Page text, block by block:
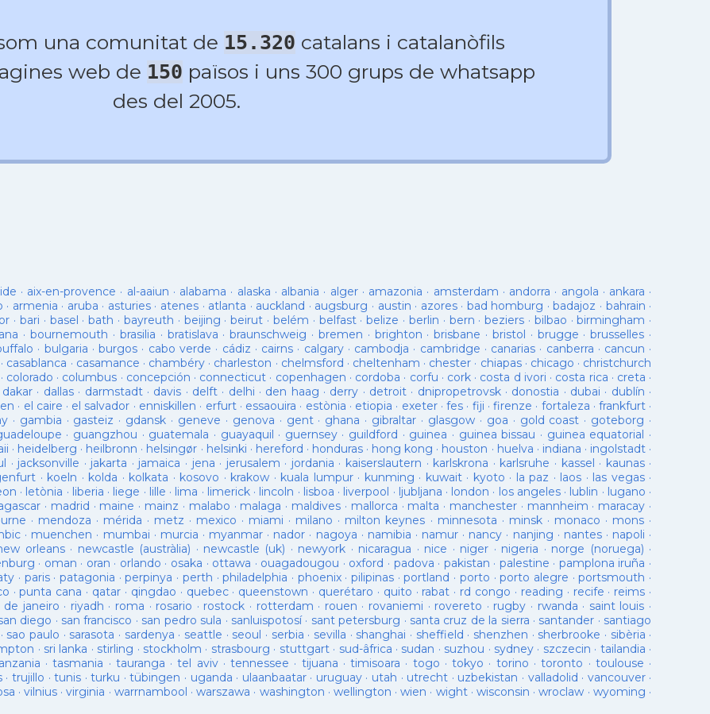
una comunitat de 15.320 catalans i catalanòfils
web de 150 països i uns 300 grups de whatsapp
des del 2005.
· aix-en-provence · al-aaiun · alabama · alaska · albania · alger· amazonia · amsterdam · andorra · angola · ankara ·
· armenia · aruba · asturies· atenes · atlanta · auckland · augsburg · austin · azores· bad homburg ·badajoz · bahrain ·
· bari · basel ·bath · bayreuth · beijing ·beirut · belém · belfast·belize · berlin · bern ·beziers · bilbao ·birmingham ·
·bournemouth · brasilia · bratislava ·braunschweig · bremen · brighton ·brisbane · bristol · brugge ·brusselles ·
· bulgaria ·burgos · cabo verde · cádiz · cairns · calgary· cambodja · cambridge · canarias · canberra · cancun ·
· casablanca · casamance · chambéry · charleston · chelmsford · cheltenham · chester · chiapas· chicago · christchurch
· colorado · columbus · concepción · connecticut · copenhagen · cordoba · corfu · cork · costa d ivori · costa rica · creta ·
dakar · dallas· darmstadt· davis · delft· delhi · den haag · derry · detroit· dnipropetrovsk· donostia · dubai · dublín ·
· el caire · el salvador · enniskillen · erfurt· essaouira · estònia · etiopia · exeter· fes · fiji · firenze · fortaleza · frankfurt ·
· gambia · gasteiz · gdansk · geneve · genova · gent· ghana · gibraltar · glasgow· goa · gold coast · goteborg ·
· guangzhou · guatemala · guayaquil · guernsey· guildford · guinea · guinea bissau · guinea equatorial ·
· heidelberg · heilbronn · helsingør · helsinki · hereford · honduras· hong kong · houston · huelva · indiana · ingolstadt·
· jacksonville · jakarta · jamaica · jena · jerusalem · jordania · kaiserslautern · karlskrona · karlsruhe · kassel · kaunas·
· koeln · kolda · kolkata · kosovo · krakow · kuala lumpur· kunming · kuwait· kyoto · la paz · laos · las vegas·
· letònia · liberia · liege · lille · lima · limerick· lincoln · lisboa · liverpool · ljubljana · london · los angeles· lublin · lugano ·
· madrid · maine · mainz · malabo · malaga · maldives · mallorca · malta · manchester · mannheim · maracay ·
· mendoza · mérida · metz · mexico · miami · milano · milton keynes · minnesota · minsk· monaco · mons ·
· muenchen · mumbai · murcia · myanmar · nador · nagoya · namibia · namur · nancy · nanjing · nantes· napoli ·
orleans· newcastle (austràlia) · newcastle (uk) · newyork · nicaragua · nice · niger · nigeria · norge (noruega) ·
· oman · oran · orlando · osaka · ottawa · ouagadougou · oxford · padova · pakistan · palestine · pamplona iruña ·
· paris· patagonia ·perpinya · perth ·philadelphia · phoenix·pilipinas ·portland · porto ·porto alegre ·portsmouth ·
·punta cana · qatar · qingdao · quebec· queenstown · querétaro · quito · rabat · rd congo · reading · recife · reims ·
de janeiro · riyadh · roma · rosario · rostock · rotterdam · rouen · rovaniemi · rovereto · rugby · rwanda · saint louis ·
diego · san francisco · san pedro sula · sanluispotosí· sant petersburg · santa cruz de la sierra · santander · santiago
sao paulo · sarasota · sardenya · seattle · seoul · serbia · sevilla · shanghai · sheffield · shenzhen · sherbrooke · sibèria ·
· sri lanka · stirling · stockholm · strasbourg · stuttgart· sud-âfrica · sudan · suzhou · sydney · szczecin · tailandia ·
·tasmania · tauranga ·tel aviv·tennessee · tijuana ·timisoara · togo ·tokyo · torino ·toronto · toulouse ·
· trujillo ·tunis ·turku ·tübingen · uganda · ulaanbaatar· uruguay· utah · utrecht · uzbekistan · valladolid · vancouver·
· vilnius·virginia · warrnambool ·warszawa · washington · wellington ·wien · wight·wisconsin ·wroclaw · wyoming ·